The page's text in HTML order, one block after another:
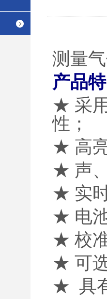
测量
产品
★ 采
性；
★ 高
★ 声
★ 实
★ 电
★ 校
★ 可
★ 具